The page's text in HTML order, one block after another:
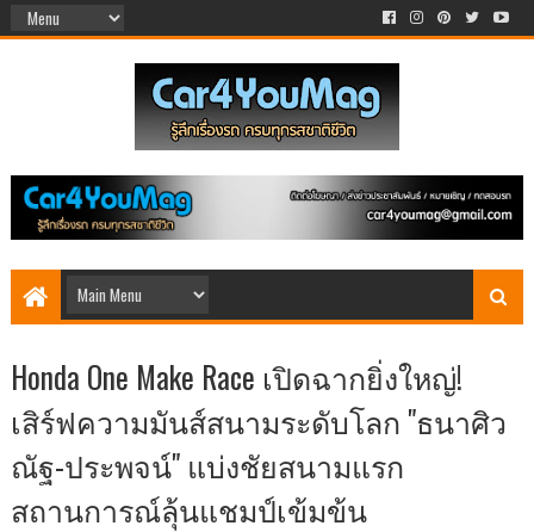
Honda One Make Race เปิดฉากยิ่งใหญ่!
เสิร์ฟความมันส์สนามระดับโลก "ธนาศิว
ณัฐ-ประพจน์" แบ่งชัยสนามแรก
สถานการณ์ลุ้นแชมป์เข้มข้น